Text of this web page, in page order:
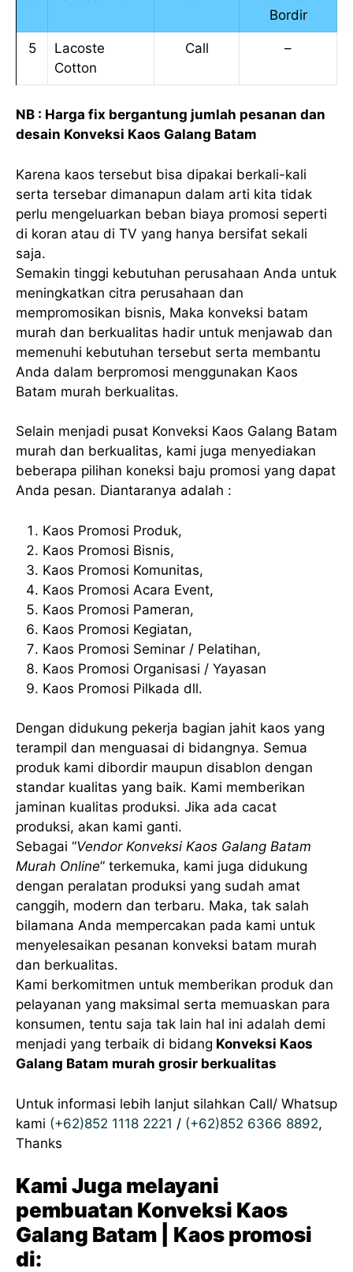
Bordir
5
Lacoste
Cotton
Call –
NB : Harga fix bergantung jumlah pesanan dan
desain Konveksi Kaos Galang Batam
Karena kaos tersebut bisa dipakai berkali-kali
serta tersebar dimanapun dalam arti kita tidak
perlu mengeluarkan beban biaya promosi seperti
di koran atau di TV yang hanya bersifat sekali
saja.
Semakin tinggi kebutuhan perusahaan Anda untuk
meningkatkan citra perusahaan dan
mempromosikan bisnis, Maka konveksi batam
murah dan berkualitas hadir untuk menjawab dan
memenuhi kebutuhan tersebut serta membantu
Anda dalam berpromosi menggunakan Kaos
Batam murah berkualitas.
Selain menjadi pusat Konveksi Kaos Galang Batam
murah dan berkualitas, kami juga menyediakan
beberapa pilihan koneksi baju promosi yang dapat
Anda pesan. Diantaranya adalah :
Kaos Promosi Produk,
Kaos Promosi Bisnis,
Kaos Promosi Komunitas,
Kaos Promosi Acara Event,
Kaos Promosi Pameran,
Kaos Promosi Kegiatan,
Kaos Promosi Seminar / Pelatihan,
Kaos Promosi Organisasi / Yayasan
Kaos Promosi Pilkada dll.
Dengan didukung pekerja bagian jahit kaos yang
terampil dan menguasai di bidangnya. Semua
produk kami dibordir maupun disablon dengan
standar kualitas yang baik. Kami memberikan
jaminan kualitas produksi. Jika ada cacat
produksi, akan kami ganti.
Sebagai “Vendor Konveksi Kaos Galang Batam
Murah Online” terkemuka, kami juga didukung
dengan peralatan produksi yang sudah amat
canggih, modern dan terbaru. Maka, tak salah
bilamana Anda mempercakan pada kami untuk
menyelesaikan pesanan konveksi batam murah
dan berkualitas.
Kami berkomitmen untuk memberikan produk dan
pelayanan yang maksimal serta memuaskan para
konsumen, tentu saja tak lain hal ini adalah demi
menjadi yang terbaik di bidang Konveksi Kaos
Galang Batam murah grosir berkualitas
Untuk informasi lebih lanjut silahkan Call/ Whatsup
kami (+62)852 1118 2221 / (+62)852 6366 8892,
Thanks
Kami Juga melayani
pembuatan Konveksi Kaos
Galang Batam | Kaos promosi
di: